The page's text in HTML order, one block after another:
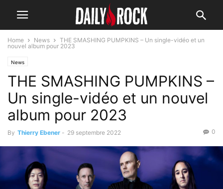
Home News
THE SMASHING PUMPKINS – Un single-vidéo et un
nouvel album pour 2023
News
THE SMASHING PUMPKINS –
Un single-vidéo et un nouvel
album pour 2023
By Thierry Ebener - 29 septembre 2022 0